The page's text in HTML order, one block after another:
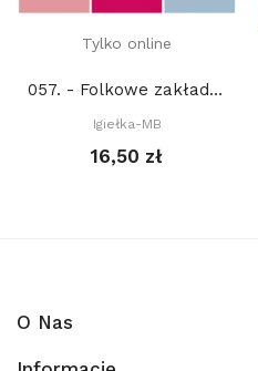
Tylko online
057. - Folkowe zakładki (PDF)
Igiełka-MB
16,50 zł
O Nas